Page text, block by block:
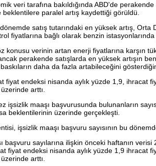
veri tarafına bakıldığında ABD'de
paralel artış kaydettiği görüldü.
satış tutarındaki en yüksek artış, Orta
fiyatlarına bağlı olarak benzin istasyonlarında
konusu verinin artan enerji fiyatlarına karşın
perakende satışlarda en yüksek artışın
daha da fazla artabileceğini
fiyat endeksi nisanda aylık yüzde 1,9, ihracat
arttı.
işsizlik maaşı başvurusunda bulunanların
beklentilerinin üzerinde gerçekleşti.
işsizlik maaşı başvuru sayısının bu
başvuru sayılarına ilişkin önceki haftanın
fiyat endeksi nisanda aylık yüzde 1,9 ihracat
arttı.